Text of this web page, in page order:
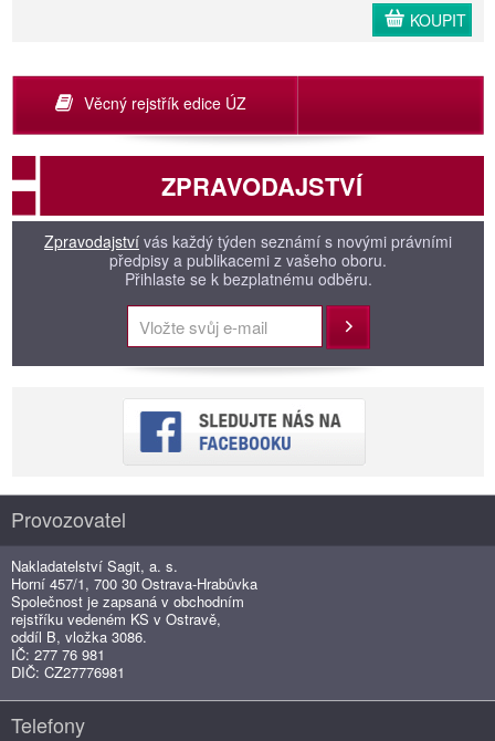
KOUPIT
Věcný rejstřík edice ÚZ
ZPRAVODAJSTVÍ
Zpravodajství vás každý týden seznámí s novými právními
předpisy a publikacemi z vašeho oboru.
Přihlaste se k bezplatnému odběru.
Přihlásit
Provozovatel
Nakladatelství Sagit, a. s.
Horní 457/1, 700 30 Ostrava-Hrabůvka
Společnost je zapsaná v obchodním
rejstříku vedeném KS v Ostravě,
oddíl B, vložka 3086.
IČ: 277 76 981
DIČ: CZ27776981
Telefony